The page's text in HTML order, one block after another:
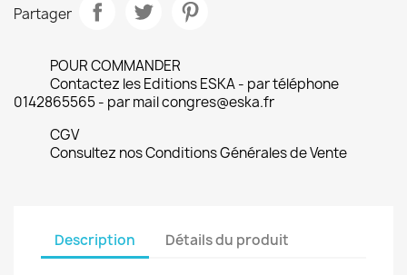
Partager
POUR COMMANDER
Contactez les Editions ESKA - par téléphone
0142865565 - par mail congres@eska.fr
CGV
Consultez nos Conditions Générales de Vente
Description Détails du produit